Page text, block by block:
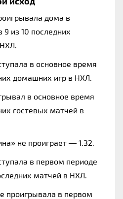
дома в
из 10 последних
в основное время
домашних игр в НХЛ.
в основное время
гостевых матчей в
не проиграет — 1.32.
в первом периоде
матчей в НХЛ.
проигрывала в первом